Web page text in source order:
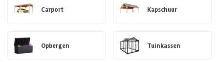
Carport Kapschuur
Opbergen Tuinkassen